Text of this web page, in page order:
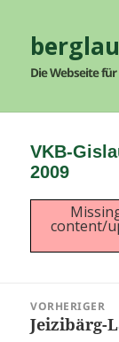
Die Webseite
VKB-
2009
content/
VORHERIGER
Vorheriger
Jeizibärg-